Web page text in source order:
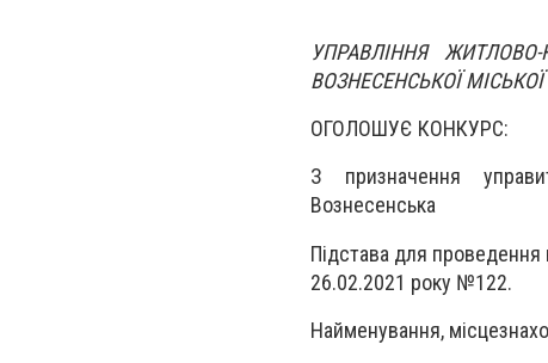
УПРАВЛІННЯ
ВОЗНЕСЕНСЬКОЇ
ОГОЛОШУЄ КОНКУРС:
З призначення
Вознесенська
Підстава для проведення
26.02.2021 року №122.
Найменування,